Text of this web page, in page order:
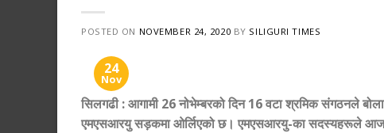
POSTED ON NOVEMBER 24, 2020 BY SILIGURI TIMES
24
Nov
सिलगढी:आगामी 26 नोभेम्बरको दिन 16 वटा श्रमिक संगठनले
एमएसआरयु सड़कमा ओर्लिएको छ। एमएसआरयु-का सदस्यहरूले आज